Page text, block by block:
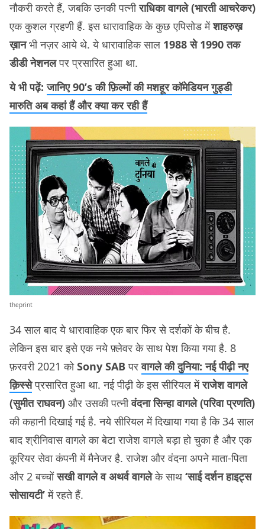
नौकरी करते हैं, जबकि उनकी पत्नीराधिका वागले (भारती आचरेकर)
एक कुशल ग्रहणी हैं. इस धारावाहिक के कुछ एपिसोड मेंशाहरुख़
ख़ानभी नज़र आये थे. ये धारावाहिक साल 1988 से 1990 तक
डीडी नेशनलपर प्रसारित हुआ था.
ये भी पढ़ें:जानिए 90’s की फ़िल्मों की मशहूर कॉमेडियन गुड्डी
मारुति अब कहां हैं और क्या कर रही हैं
theprint
34 साल बाद ये धारावाहिक एक बार फिर से दर्शकों के बीच है.
लेकिन इस बार इसे एक नये फ़्लेवर के साथ पेश किया गया है. 8
फ़रवरी 2021 कोSony SAB पर वागले की दुनिया: नई पीढ़ी नए
क़िस्से प्रसारित हुआ था. नई पीढ़ी के इस सीरियल मेंराजेश वागले
(सुमीत राघवन) और उसकी पत्नीवंदना सिन्हा वागले (परिवा प्रणति)
की कहानी दिखाई गई है. नये सीरियल में दिखाया गया है कि 34 साल
बाद श्रीनिवास वागले का बेटा राजेश वागले बड़ा हो चुका है और एक
कूरियर सेवा कंपनी में मैनेजर है. राजेश और वंदना अपने माता-पिता
और 2 बच्चोंसखी वागले व अथर्व वागलेके साथ ‘साई दर्शन हाइट्स
सोसायटी’में रहते हैं.